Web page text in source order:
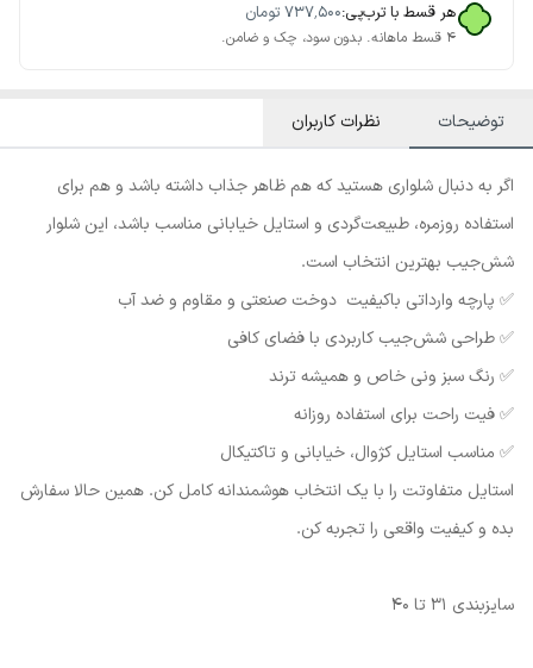
هر قسط با ترب‌پی:۷۳۷٬۵۰۰ تومان
۴ قسط ماهانه. بدون سود، چک و ضامن.
توضیحات نظرات کاربران
اگر به دنبال شلواری هستید که هم ظاهر جذاب داشته باشد و هم برای
استفاده روزمره، طبیعت‌گردی و استایل خیابانی مناسب باشد، این شلوار
شش‌جیب بهترین انتخاب است.
✅ پارچه وارداتی باکیفیت دوخت صنعتی و مقاوم و ضد آب
✅ طراحی شش‌جیب کاربردی با فضای کافی
✅ رنگ سبز ونی خاص و همیشه ترند
✅ فیت راحت برای استفاده روزانه
✅ مناسب استایل کژوال، خیابانی و تاکتیکال
استایل متفاوتت را با یک انتخاب هوشمندانه کامل کن. همین حالا سفارش
بده و کیفیت واقعی را تجربه کن.
سایزبندی 31 تا 40